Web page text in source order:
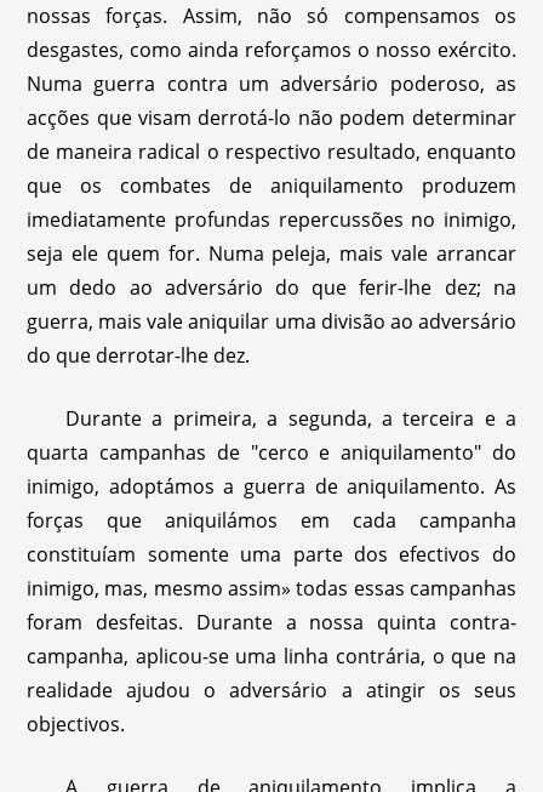
nossas forças. Assim, não só compensamos os
desgastes, como ainda reforçamos o nosso exército.
Numa guerra contra um adversário poderoso, as
acções que visam derrotá-lo não podem determinar
de maneira radical o respectivo resultado, enquanto
que os combates de aniquilamento produzem
imediatamente profundas repercussões no inimigo,
seja ele quem for. Numa peleja, mais vale arrancar
um dedo ao adversário do que ferir-lhe dez; na
guerra, mais vale aniquilar uma divisão ao adversário
do que derrotar-lhe dez.
Durante a primeira, a segunda, a terceira e a
quarta campanhas de "cerco e aniquilamento" do
inimigo, adoptámos a guerra de aniquilamento. As
forças que aniquilámos em cada campanha
constituíam somente uma parte dos efectivos do
inimigo, mas, mesmo assim» todas essas campanhas
foram desfeitas. Durante a nossa quinta contra-
campanha, aplicou-se uma linha contrária, o que na
realidade ajudou o adversário a atingir os seus
objectivos.